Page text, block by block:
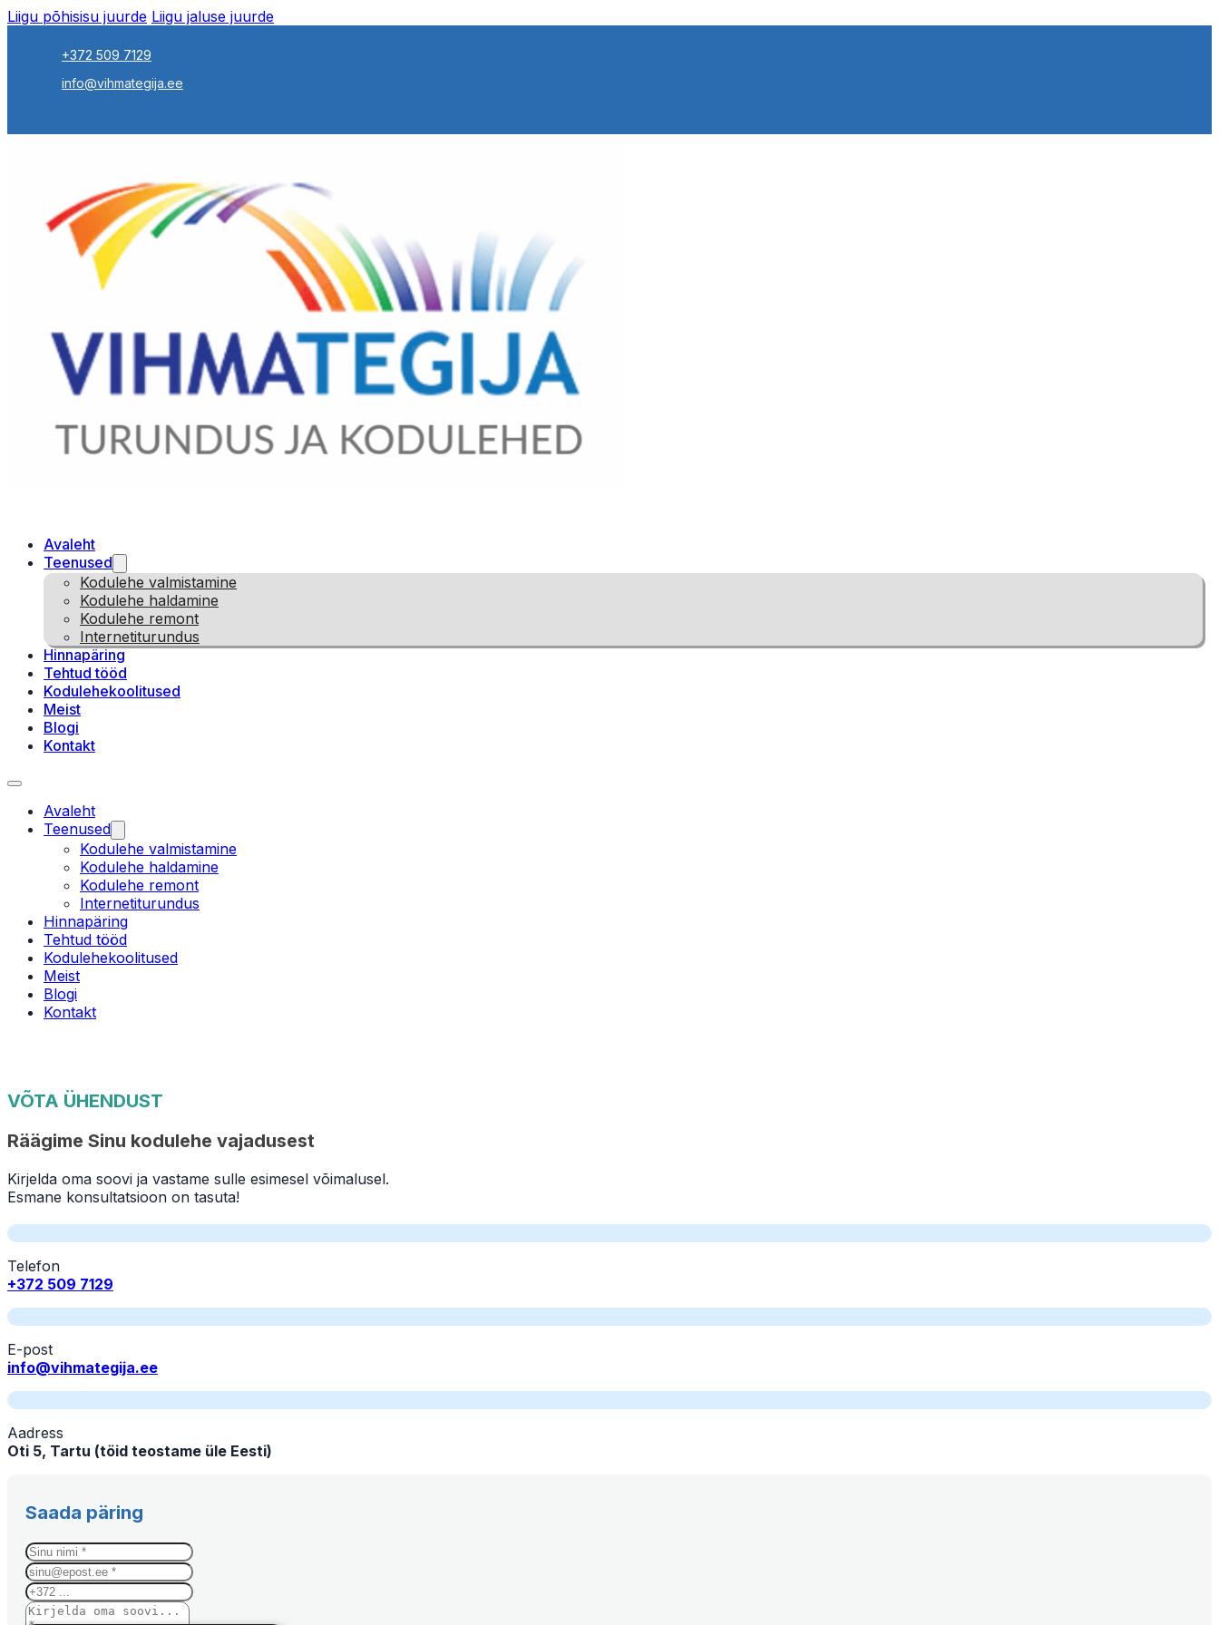
Liigu põhisisu juurde Liigu jaluse juurde
+372 509 7129
info@vihmategija.ee
Avaleht
Teenused
Kodulehe valmistamine
Kodulehe haldamine
Kodulehe remont
Internetiturundus
Hinnapäring
Tehtud tööd
Kodulehekoolitused
Meist
Blogi
Kontakt
Avaleht
Teenused
Kodulehe valmistamine
Kodulehe haldamine
Kodulehe remont
Internetiturundus
Hinnapäring
Tehtud tööd
Kodulehekoolitused
Meist
Blogi
Kontakt
VÕTA ÜHENDUST
Räägime Sinu kodulehe vajadusest
Kirjelda oma soovi ja vastame sulle esimesel võimalusel.
Esmane konsultatsioon on tasuta!
Telefon
+372 509 7129
E-post
info@vihmategija.ee
Aadress
Oti 5, Tartu (töid teostame üle Eesti)
Saada päring